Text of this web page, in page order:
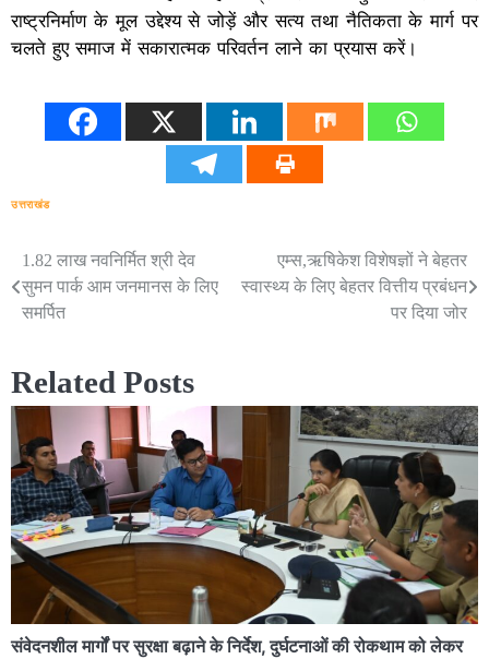
राष्ट्रनिर्माण के मूल उद्देश्य से जोड़ें और सत्य तथा नैतिकता के मार्ग पर
चलते हुए समाज में सकारात्मक परिवर्तन लाने का प्रयास करें।
उत्तराखंड
Post
navigation
1.82 लाख नवनिर्मित श्री देव
सुमन पार्क आम जनमानस के लिए
समर्पित
एम्स,ऋषिकेश विशेषज्ञों ने बेहतर
स्वास्थ्य के लिए बेहतर वित्तीय प्रबंधन
पर दिया जोर
Related Posts
संवेदनशील मार्गों पर सुरक्षा बढ़ाने के निर्देश, दुर्घटनाओं की रोकथाम को लेकर